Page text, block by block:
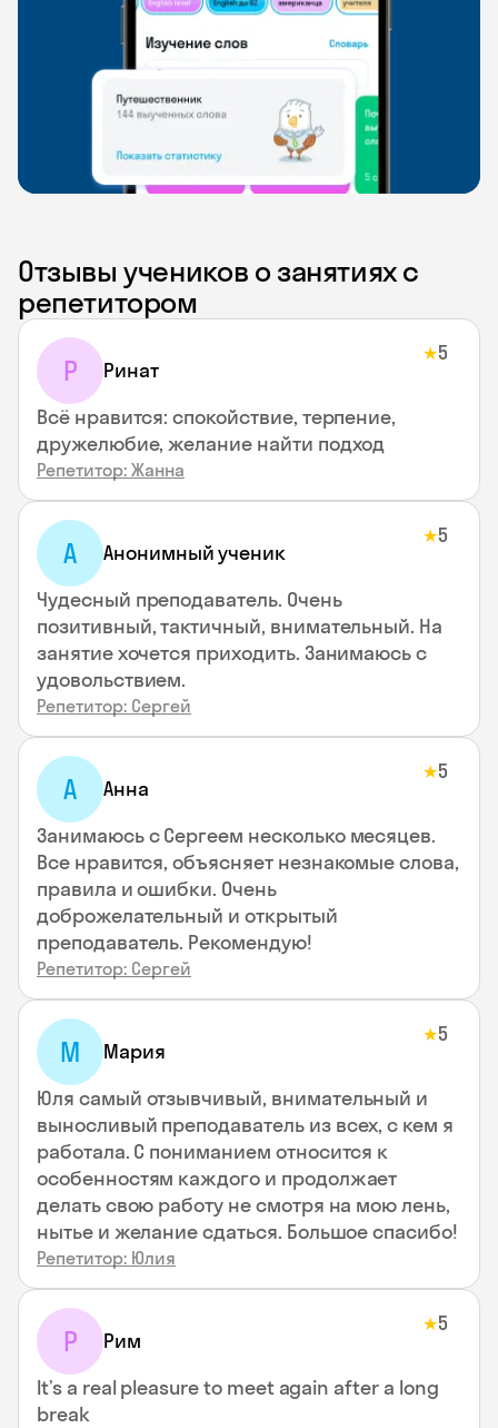
Отзывы учеников о занятиях с
репетитором
Р Ринат
★5
Всё нравится: спокойствие, терпение,
дружелюбие, желание найти подход
Репетитор: Жанна
А Анонимный ученик
★5
Чудесный преподаватель. Очень
позитивный, тактичный, внимательный. На
занятие хочется приходить. Занимаюсь с
удовольствием.
Репетитор: Сергей
А Анна
★5
Занимаюсь с Сергеем несколько месяцев.
Все нравится, объясняет незнакомые слова,
правила и ошибки. Очень
доброжелательный и открытый
преподаватель. Рекомендую!
Репетитор: Сергей
М Мария
★5
Юля самый отзывчивый, внимательный и
выносливый преподаватель из всех, с кем я
работала. С пониманием относится к
особенностям каждого и продолжает
делать свою работу не смотря на мою лень,
нытье и желание сдаться. Большое спасибо!
Репетитор: Юлия
Р Рим
★5
It’s a real pleasure to meet again after a long
break